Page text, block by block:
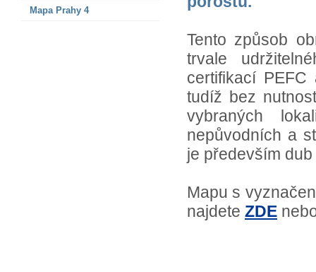
Mapa Prahy 4
Tento způsob
trvale
certifikací
tudíž bez
vybraných
nepůvodních a
je především
Mapu s
najdete ZDE